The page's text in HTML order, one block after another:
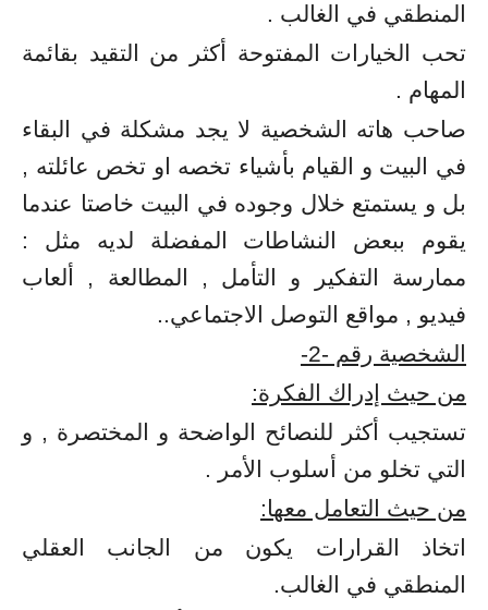
المنطقي في الغالب .
تحب الخيارات المفتوحة أكثر من التقيد بقائمة
المهام .
صاحب هاته الشخصية لا يجد مشكلة في البقاء
في البيت و القيام بأشياء تخصه او تخص عائلته ,
بل و يستمتع خلال وجوده في البيت خاصتا عندما
يقوم ببعض النشاطات المفضلة لديه مثل :
ممارسة التفكير و التأمل , المطالعة , ألعاب
فيديو , مواقع التوصل الاجتماعي..
الشخصية رقم -2-
من حيث إدراك الفكرة:
تستجيب أكثر للنصائح الواضحة و المختصرة , و
التي تخلو من أسلوب الأمر .
من حيث التعامل معها:
اتخاذ القرارات يكون من الجانب العقلي
المنطقي في الغالب.